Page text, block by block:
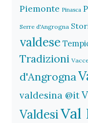
Piemonte Pinasca
Serre d'Angrogna
valdese
Tradizioni
d'Angrogna
valdesina @it
ValdesiVal